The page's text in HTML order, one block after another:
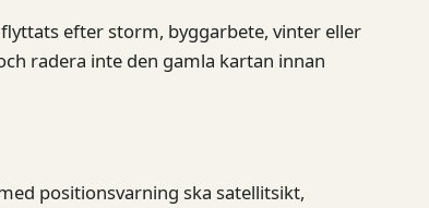
efter storm, byggarbete, vinter eller
radera inte den gamla kartan innan
positionsvarning ska satellitsikt,